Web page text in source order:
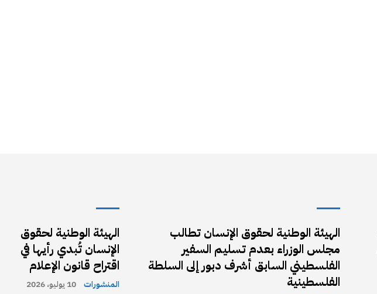
الهيئة الوطنية لحقوق
الإنسان تُبدي رأيها في
اقتراح قانون الإعلام
المنشورات 10 يوليو، 2026
الهيئة الوطنية لحقوق الإنسان تطالب
مجلس الوزراء بعدم تسليم السفير
الفلسطيني السابق أشرف دبور إلى السلطة
الفلسطينية